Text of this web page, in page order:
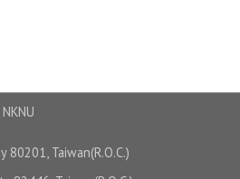
Taiwan(R.O.C.)